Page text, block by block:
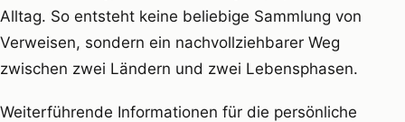
Alltag. So entsteht keine beliebige Sammlung von
Verweisen, sondern ein nachvollziehbarer Weg
zwischen zwei Ländern und zwei Lebensphasen.
Weiterführende Informationen für die persönliche